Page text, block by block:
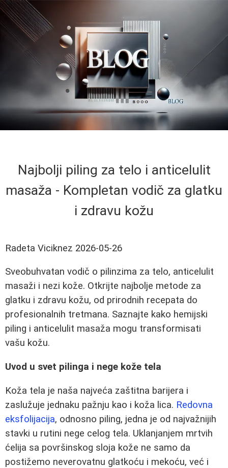
Najbolji piling za telo i anticelulit
masaža - Kompletan vodič za glatku
i zdravu kožu
Radeta Viciknez 2026-05-26
Sveobuhvatan vodič o pilinzima za telo, anticelulit
masaži i nezi kože. Otkrijte najbolje metode za
glatku i zdravu kožu, od prirodnih recepata do
profesionalnih tretmana. Saznajte kako hemijski
piling i anticelulit masaža mogu transformisati
vašu kožu.
Uvod u svet pilinga i nege kože tela
Koža tela je naša najveća zaštitna barijera i
zaslužuje jednaku pažnju kao i koža lica. Redovna
eksfolijacija, odnosno piling, jedna je od najvažnijih
stavki u rutini nege celog tela. Uklanjanjem mrtvih
ćelija sa površinskog sloja kože ne samo da
postižemo neverovatnu glatkoću i mekoću, već i